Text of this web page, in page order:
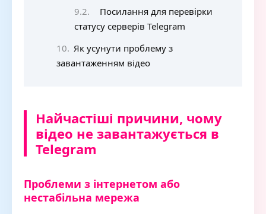
Посилання для перевірки
статусу серверів Telegram
Як усунути проблему з
завантаженням відео
Найчастіші причини, чому
відео не завантажується в
Telegram
Проблеми з інтернетом або
нестабільна мережа